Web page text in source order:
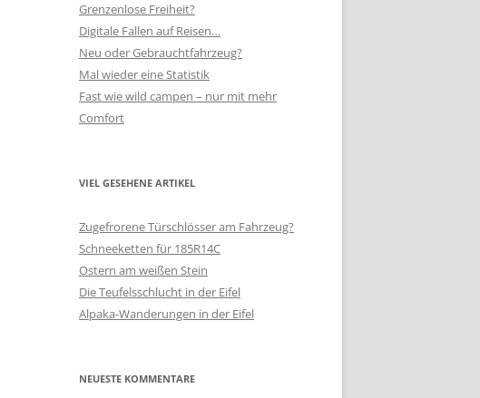
Grenzenlose Freiheit?
Digitale Fallen auf Reisen…
Neu oder Gebrauchtfahrzeug?
Mal wieder eine Statistik
Fast wie wild campen – nur mit mehr
Comfort
VIEL GESEHENE ARTIKEL
Zugefrorene Türschlösser am Fahrzeug?
Schneeketten für 185R14C
Ostern am weißen Stein
Die Teufelsschlucht in der Eifel
Alpaka-Wanderungen in der Eifel
NEUESTE KOMMENTARE